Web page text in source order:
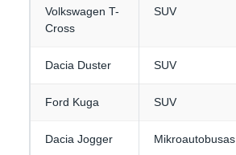
Volkswagen T-
Cross
SUV
Dacia Duster SUV
Ford Kuga SUV
Dacia Jogger Mikroautobusas